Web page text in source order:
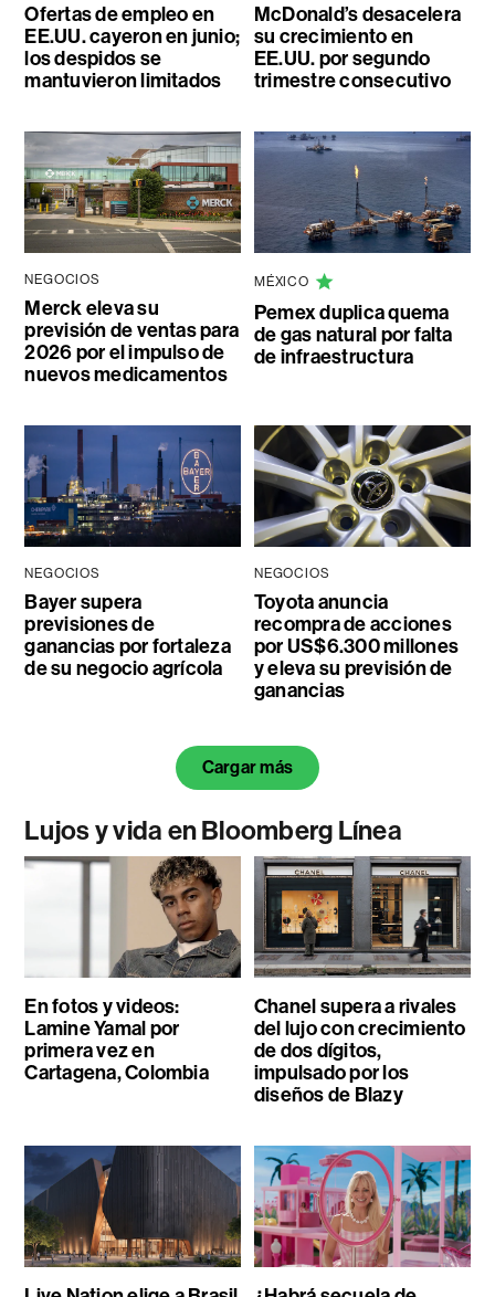
Ofertas de empleo en
EE.UU. cayeron en junio;
los despidos se
mantuvieron limitados
McDonald’s desacelera
su crecimiento en
EE.UU. por segundo
trimestre consecutivo
NEGOCIOS
Merck eleva su
previsión de ventas para
2026 por el impulso de
nuevos medicamentos
MÉXICO
Pemex duplica quema
de gas natural por falta
de infraestructura
NEGOCIOS
Bayer supera
previsiones de
ganancias por fortaleza
de su negocio agrícola
NEGOCIOS
Toyota anuncia
recompra de acciones
por US$6.300 millones
y eleva su previsión de
ganancias
Cargar más
Lujos y vida en Bloomberg Línea
En fotos y videos:
Lamine Yamal por
primera vez en
Cartagena, Colombia
Chanel supera a rivales
del lujo con crecimiento
de dos dígitos,
impulsado por los
diseños de Blazy